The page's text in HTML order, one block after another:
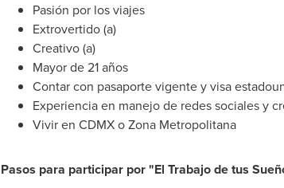
Pasión por los viajes
Extrovertido (a)
Creativo (a)
Mayor de 21 años
Contar con pasaporte vigente y visa
Experiencia en manejo de redes sociales y
Vivir en CDMX o Zona Metropolitana
Pasos para participar por "El Trabajo de tus